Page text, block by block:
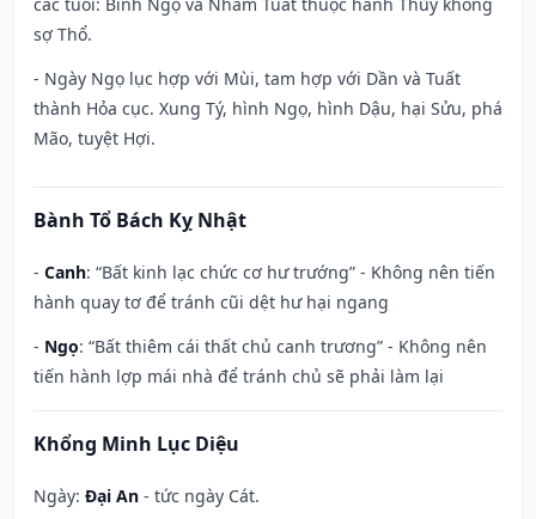
sợ Thổ.
- Ngày Ngọ lục hợp với Mùi, tam hợp với Dần và Tuất
thành Hỏa cục. Xung Tý, hình Ngọ, hình Dậu, hại Sửu, phá
Mão, tuyệt Hợi.
Bành Tổ Bách Kỵ Nhật
- Canh: “Bất kinh lạc chức cơ hư trướng” - Không nên tiến
hành quay tơ để tránh cũi dệt hư hại ngang
- Ngọ: “Bất thiêm cái thất chủ canh trương” - Không nên
tiến hành lợp mái nhà để tránh chủ sẽ phải làm lại
Khổng Minh Lục Diệu
Ngày: Đại An - tức ngày Cát.